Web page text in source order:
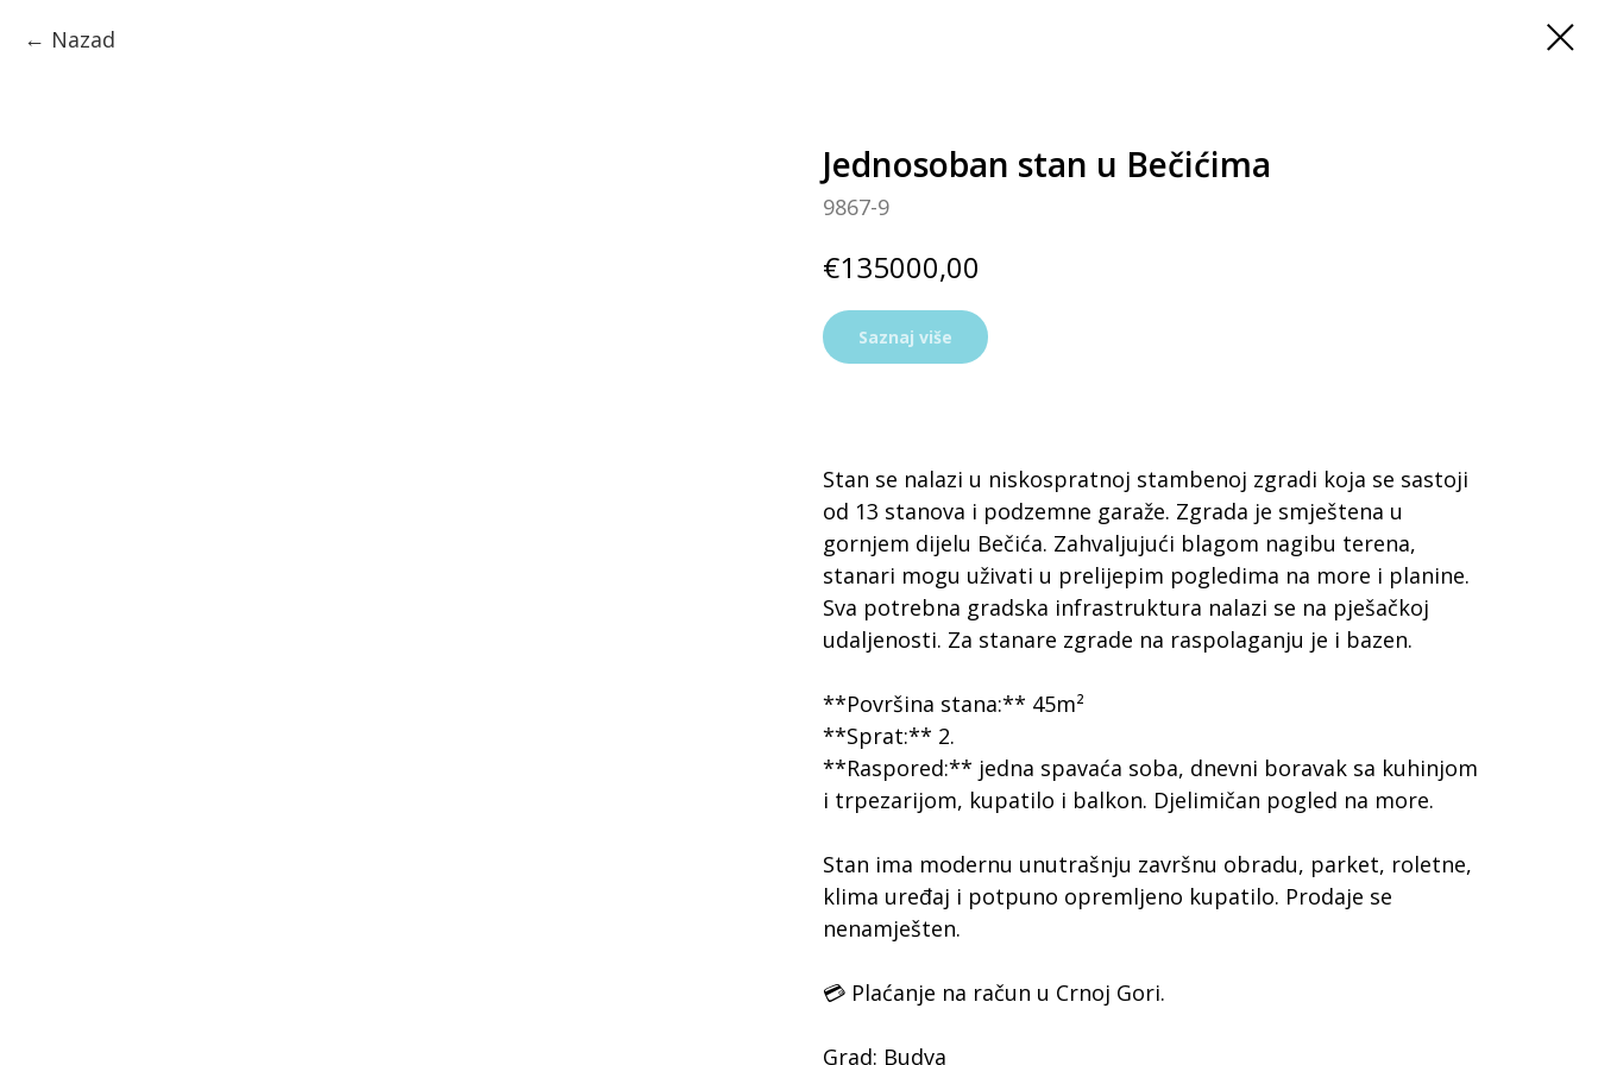
Nazad
Jednosoban stan u Bečićima
9867-9
€135000,00
Saznaj više
Stan se nalazi u niskospratnoj stambenoj zgradi koja se sastoji
od 13 stanova i podzemne garaže. Zgrada je smještena u
gornjem dijelu Bečića. Zahvaljujući blagom nagibu terena,
stanari mogu uživati u prelijepim pogledima na more i planine.
Sva potrebna gradska infrastruktura nalazi se na pješačkoj
udaljenosti. Za stanare zgrade na raspolaganju je i bazen.
**Površina stana:** 45m²
**Sprat:** 2.
**Raspored:** jedna spavaća soba, dnevni boravak sa kuhinjom
i trpezarijom, kupatilo i balkon. Djelimičan pogled na more.
Stan ima modernu unutrašnju završnu obradu, parket, roletne,
klima uređaj i potpuno opremljeno kupatilo. Prodaje se
nenamješten.
💳 Plaćanje na račun u Crnoj Gori.
Grad: Budva